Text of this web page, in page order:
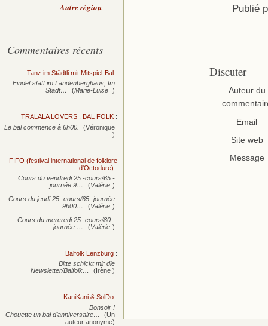
Publié
Discuter
Auteur du
Email
Site web
Message
Autre région
Commentaires récents
Tanz im Städtli mit Mitspiel-Bal :
Findet statt im Landenberghaus, Im
Städt…
(Marie-Luise )
TRALALA LOVERS , BAL FOLK :
Le bal commence à 6h00.
(Véronique
)
FIFO (festival international de folklore
d'Octodure) :
Cours du vendredi 25.-cours/65.-
journée 9… (Valérie )
Cours du jeudi 25.-cours/65.-journée
9h00…
(Valérie )
Cours du mercredi 25.-cours/80.-
journée … (Valérie )
Balfolk Lenzburg :
Bitte schickt mir die
Newsletter/Balfolk…
(Irène )
KaniKani & SolDo :
Bonsoir !
Chouette un bal d’anniversaire…
(Un
auteur anonyme)